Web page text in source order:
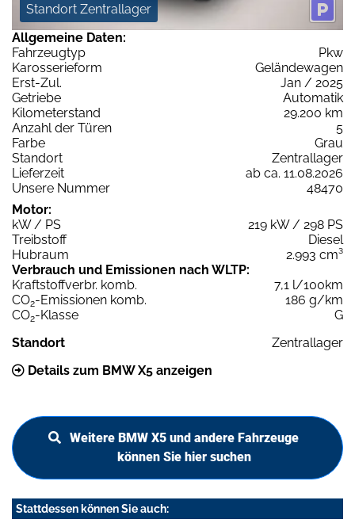
Standort Zentrallager
Allgemeine Daten:
Fahrzeugtyp
Pkw
Karosserieform
Geländewagen
Erst-Zul.
Jan / 2025
Getriebe
Automatik
Kilometerstand
29.200 km
Anzahl der Türen
5
Farbe
Grau
Standort
Zentrallager
Lieferzeit
ab ca. 11.08.2026
Unsere Nummer
48470
Motor:
kW / PS
219 kW / 298 PS
Treibstoff
Diesel
Hubraum
2.993 cm³
Verbrauch und Emissionen nach WLTP:
Kraftstoffverbr. komb.
7,1 l/100km
CO2-Emissionen komb.
186 g/km
CO2-Klasse
G
Standort
Zentrallager
Details zum BMW X5 anzeigen
Weitere BMW X5 und andere Fahrzeuge
können Sie hier suchen
Stattdessen können Sie auch: